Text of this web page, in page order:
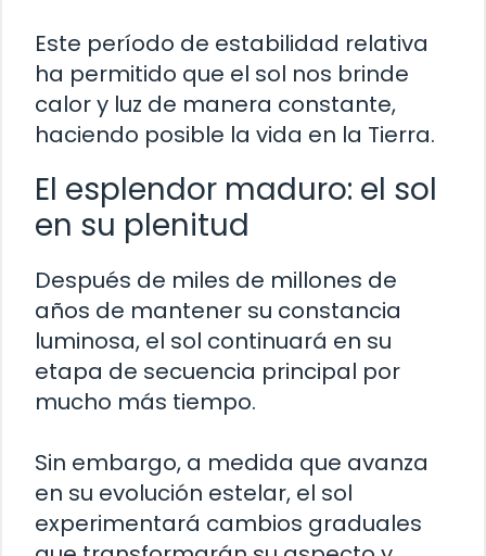
Este período de estabilidad relativa
ha permitido que el sol nos brinde
calor y luz de manera constante,
haciendo posible la vida en la Tierra.
El esplendor maduro: el sol
en su plenitud
Después de miles de millones de
años de mantener su constancia
luminosa, el sol continuará en su
etapa de secuencia principal por
mucho más tiempo.
Sin embargo, a medida que avanza
en su evolución estelar, el sol
experimentará cambios graduales